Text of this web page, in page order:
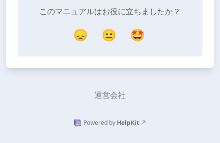
このマニュアルはお役に立ちましたか？
😞 😐 🤩
運営会社
Powered by HelpKit ↗